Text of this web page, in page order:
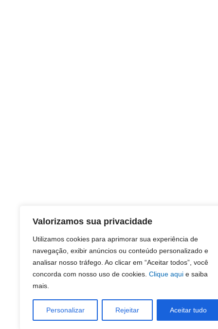
Valorizamos sua privacidade
Utilizamos cookies para aprimorar sua experiência de
navegação, exibir anúncios ou conteúdo personalizado e
analisar nosso tráfego. Ao clicar em “Aceitar todos”, você
concorda com nosso uso de cookies. Clique aqui e saiba
mais.
Personalizar Rejeitar Aceitar tudo